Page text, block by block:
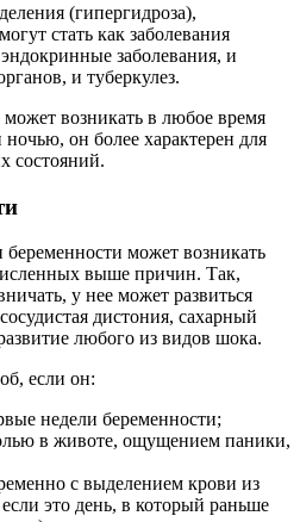
(гипергидроза),
стать как заболевания
заболевания, и
и туберкулез.
может возникать в любое время
он более характерен для
состояний.
может возникать
выше причин. Так,
у нее может развиться
дистония, сахарный
любого из видов шока.
если он:
недели беременности;
в животе, ощущением паники,
с выделением крови из
это день, в который раньше